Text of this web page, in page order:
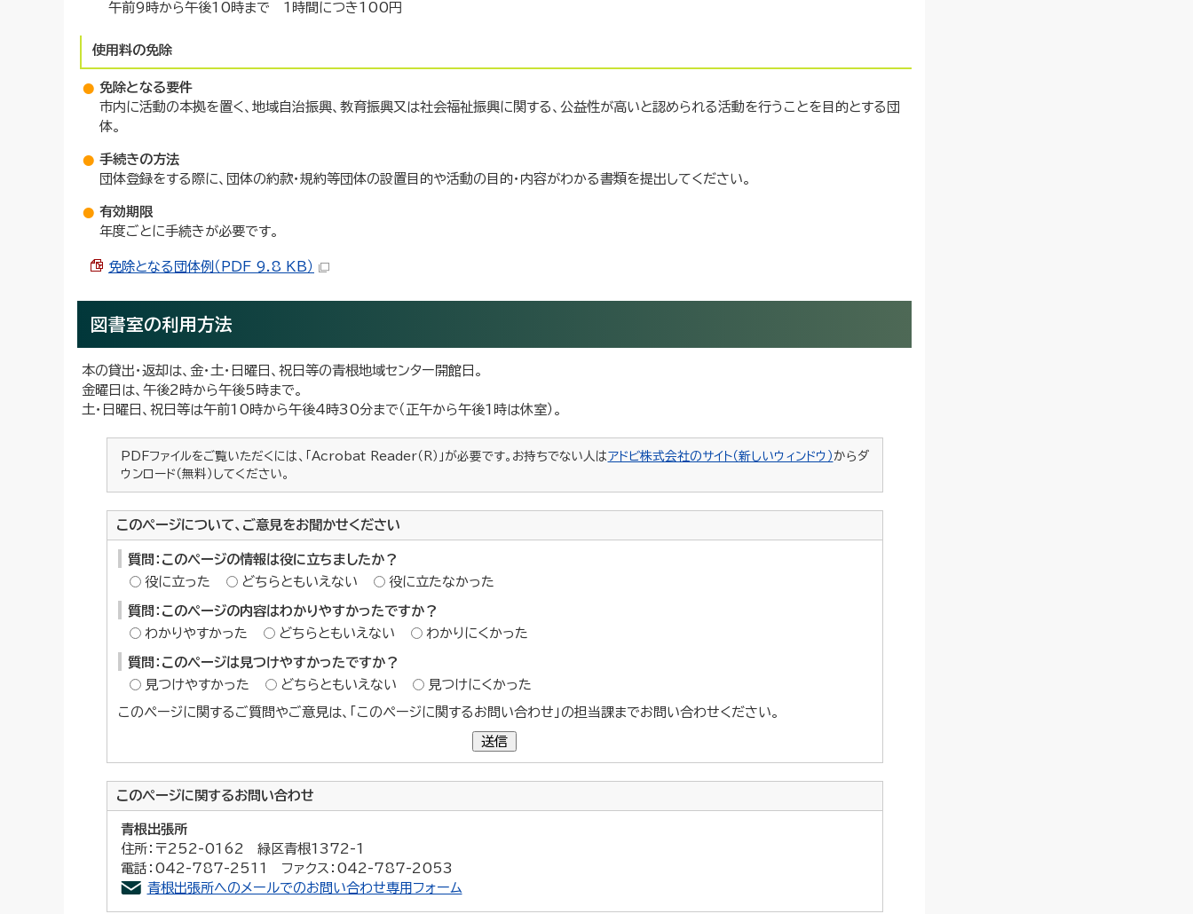
午前9時から午後10時まで 1時間につき100円
使用料の免除
免除となる要件
市内に活動の本拠を置く、地域自治振興、教育振興又は社会福祉振興に関する、公益性が高いと認められる活動を行うことを目的とする団
体。
手続きの方法
団体登録をする際に、団体の約款・規約等団体の設置目的や活動の目的・内容がわかる書類を提出してください。
有効期限
年度ごとに手続きが必要です。
免除となる団体例（PDF 9.8 KB）
図書室の利用方法
本の貸出・返却は、金・土・日曜日、祝日等の青根地域センター開館日。
金曜日は、午後2時から午後5時まで。
土・日曜日、祝日等は午前10時から午後4時30分まで（正午から午後1時は休室）。
PDFファイルをご覧いただくには、「Acrobat Reader（R）」が必要です。お持ちでない人はアドビ株式会社のサイト（新しいウィンドウ） からダ
ウンロード（無料）してください。
このページについて、ご意見をお聞かせください
質問：このページの情報は役に立ちましたか？
役に立った
どちらともいえない 役に立たなかった
質問：このページの内容はわかりやすかったですか？
わかりやすかった
どちらともいえない わかりにくかった
質問：このページは見つけやすかったですか？
見つけやすかった
どちらともいえない 見つけにくかった
このページに関するご質問やご意見は、「このページに関するお問い合わせ」の担当課までお問い合わせください。
送信
このページに関するお問い合わせ
青根出張所
住所：〒252-0162 緑区青根1372-1
電話：042-787-2511 ファクス：042-787-2053
青根出張所へのメールでのお問い合わせ専用フォーム